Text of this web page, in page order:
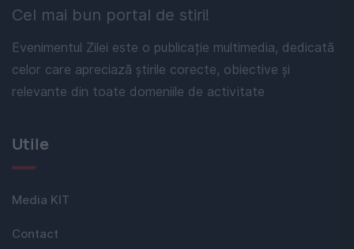
Cel mai bun portal de stiri!
Evenimentul Zilei este o publicație multimedia, dedicată
celor care apreciază știrile corecte, obiective și
relevante din toate domeniile de activitate
Utile
Media KIT
Contact